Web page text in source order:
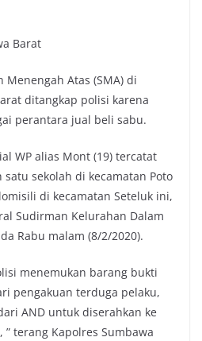
Barat
Menengah Atas (SMA) di
ditangkap polisi karena
perantara jual beli sabu.
WP alias Mont (19) tercatat
sekolah di kecamatan Poto
di kecamatan Seteluk ini,
Sudirman Kelurahan Dalam
Rabu malam (8/2/2020).
menemukan barang bukti
pengakuan terduga pelaku,
AND untuk diserahkan ke
terang Kapolres Sumbawa